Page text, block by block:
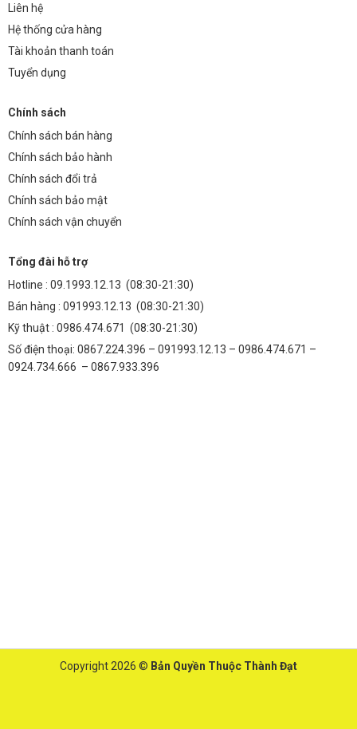
Liên hệ
Hệ thống cửa hàng
Tài khoản thanh toán
Tuyển dụng
Chính sách
Chính sách bán hàng
Chính sách bảo hành
Chính sách đổi trả
Chính sách bảo mật
Chính sách vận chuyển
Tổng đài hỗ trợ
Hotline : 09.1993.12.13 (08:30-21:30)
Bán hàng : 091993.12.13 (08:30-21:30)
Kỹ thuật : 0986.474.671 (08:30-21:30)
Số điện thoại: 0867.224.396 – 091993.12.13 – 0986.474.671 –
0924.734.666 – 0867.933.396
Copyright 2026 © Bản Quyền Thuộc Thành Đạt